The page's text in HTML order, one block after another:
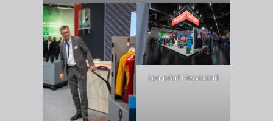
con-pearl Messestand